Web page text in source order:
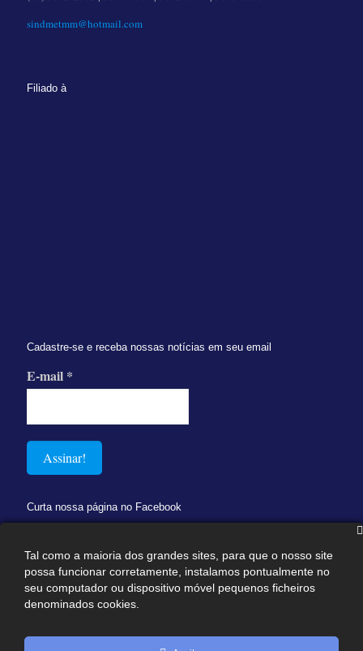
sindmetmm@hotmail.com
Filiado à
Cadastre-se e receba nossas notícias em seu email
E-mail *
Curta nossa página no Facebook
Tal como a maioria dos grandes sites, para que o nosso site
possa funcionar corretamente, instalamos pontualmente no
seu computador ou dispositivo móvel pequenos ficheiros
denominados cookies.